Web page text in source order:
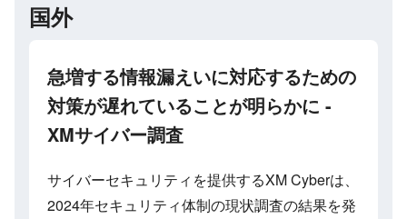
国外
急増する情報漏えいに対応するための
対策が遅れていることが明らかに -
XMサイバー調査
サイバーセキュリティを提供するXM Cyberは、
2024年セキュリティ体制の現状調査の結果を発